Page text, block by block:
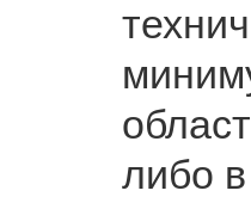
либо